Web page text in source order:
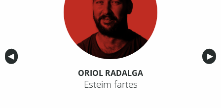
Anterior
◀︎ ▶︎
ORIOL RADALGA
Esteim fartes